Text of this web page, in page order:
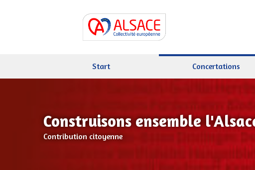
Start Concertations
Construisons ensemble
Contribution citoyenne